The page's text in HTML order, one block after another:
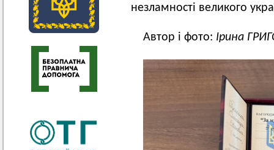
незламності великого
Автор і фото: Ірина